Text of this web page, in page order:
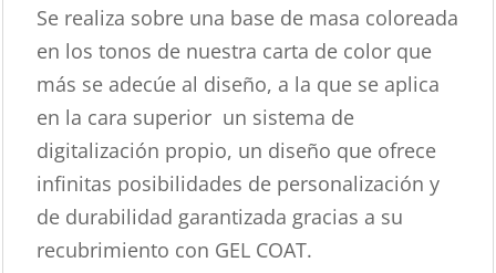
Se realiza sobre una base de masa coloreada
en los tonos de nuestra carta de color que
más se adecúe al diseño, a la que se aplica
en la cara superior un sistema de
digitalización propio, un diseño que ofrece
infinitas posibilidades de personalización y
de durabilidad garantizada gracias a su
recubrimiento con GEL COAT.